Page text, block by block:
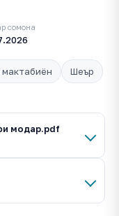
модар.pdf
сомона
Шеър